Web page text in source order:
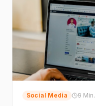
Social Media 9 Min.